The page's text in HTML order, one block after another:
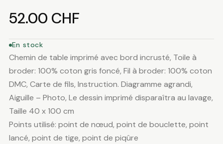
52.00 CHF
En stock
Chemin de table imprimé avec bord incrusté, Toile à
broder: 100% coton gris foncé, Fil à broder: 100% coton
DMC, Carte de fils, Instruction. Diagramme agrandi,
Aiguille – Photo, Le dessin imprimé disparaîtra au lavage,
Taille 40 x 100 cm
Points utilisé: point de nœud, point de bouclette, point
lancé, point de tige, point de piqûre